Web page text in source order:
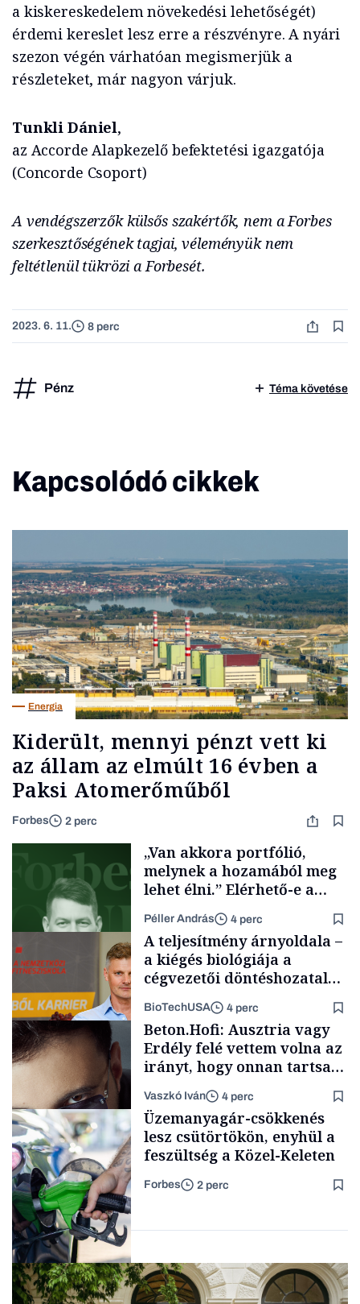
a kiskereskedelem növekedési lehetőségét)
érdemi kereslet lesz erre a részvényre. A nyári
szezon végén várhatóan megismerjük a
részleteket, már nagyon várjuk.
Tunkli Dániel,
az Accorde Alapkezelő befektetési igazgatója
(Concorde Csoport)
A vendégszerzők külsős szakértők, nem a Forbes
szerkesztőségének tagjai, véleményük nem
feltétlenül tükrözi a Forbesét.
2023. 6. 11. 8 perc
Pénz Téma követése
Kapcsolódó cikkek
Energia
Kiderült, mennyi pénzt vett ki
az állam az elmúlt 16 évben a
Paksi Atomerőműből
Forbes 2 perc
Podcast
„Van akkora portfólió,
melynek a hozamából meg
lehet élni.” Elérhető-e a
passzív jövedelem és az
anyagi függetlenség?
Péller András 4 perc
Content Lab HUB
A teljesítmény árnyoldala –
a kiégés biológiája a
cégvezetői döntéshozatal
BioTechUSA 4 perc
Forbes-sztori
Beton.Hofi: Ausztria vagy
Erdély felé vettem volna az
irányt, hogy onnan tartsam
lélegeztetőgépen a magyar
zenét
Vaszkó Iván 4 perc
Energia
Üzemanyagár-csökkenés
lesz csütörtökön, enyhül a
feszültség a Közel-Keleten
Forbes 2 perc